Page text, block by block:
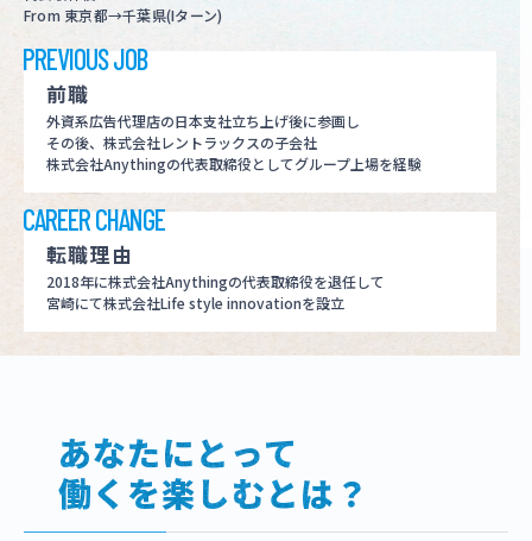
From 東京都→千葉県(Iターン)
PREVIOUS JOB
前職
外資系広告代理店の日本支社立ち上げ後に参画し
その後、株式会社レントラックスの子会社
株式会社Anythingの代表取締役としてグループ上場を経験
CAREER CHANGE
転職理由
2018年に株式会社Anythingの代表取締役を退任して
宮崎にて株式会社Life style innovationを設立
あなたにとって
働くを楽しむとは？